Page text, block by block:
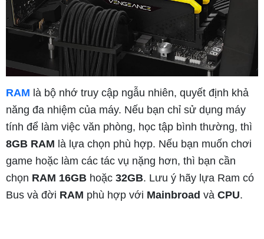
RAM là bộ nhớ truy cập ngẫu nhiên, quyết định khả
năng đa nhiệm của máy. Nếu bạn chỉ sử dụng máy
tính để làm việc văn phòng, học tập bình thường, thì
8GB RAM là lựa chọn phù hợp. Nếu bạn muốn chơi
game hoặc làm các tác vụ nặng hơn, thì bạn cần
chọn RAM 16GB hoặc 32GB. Lưu ý hãy lựa Ram có
Bus và đời RAM phù hợp với Mainbroad và CPU.